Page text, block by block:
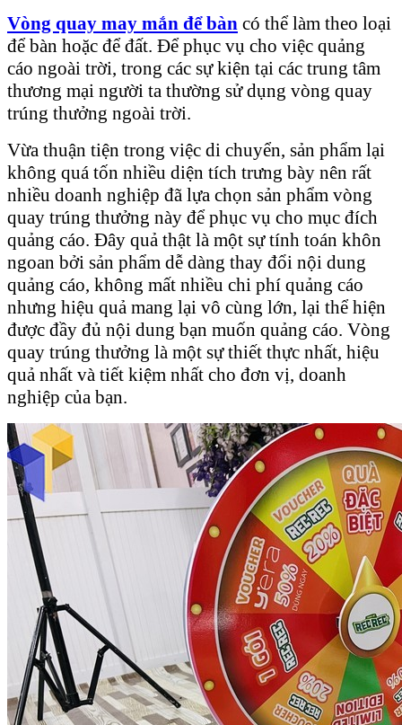
Vòng quay may mắn để bàn có thể làm theo loại
để bàn hoặc để đất. Để phục vụ cho việc quảng
cáo ngoài trời, trong các sự kiện tại các trung tâm
thương mại người ta thường sử dụng vòng quay
trúng thưởng ngoài trời.
Vừa thuận tiện trong việc di chuyển, sản phẩm lại
không quá tốn nhiều diện tích trưng bày nên rất
nhiều doanh nghiệp đã lựa chọn sản phẩm vòng
quay trúng thưởng này để phục vụ cho mục đích
quảng cáo. Đây quả thật là một sự tính toán khôn
ngoan bởi sản phẩm dễ dàng thay đổi nội dung
quảng cáo, không mất nhiều chi phí quảng cáo
nhưng hiệu quả mang lại vô cùng lớn, lại thể hiện
được đầy đủ nội dung bạn muốn quảng cáo. Vòng
quay trúng thưởng là một sự thiết thực nhất, hiệu
quả nhất và tiết kiệm nhất cho đơn vị, doanh
nghiệp của bạn.